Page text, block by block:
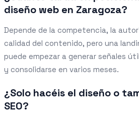
diseño web en Zaragoza?
Depende de la competencia, la
calidad del contenido, pero una
puede empezar a generar señales
y consolidarse en varios meses.
¿Solo hacéis el diseño o
SEO?